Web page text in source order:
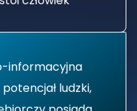
informacyjna
ludzki,